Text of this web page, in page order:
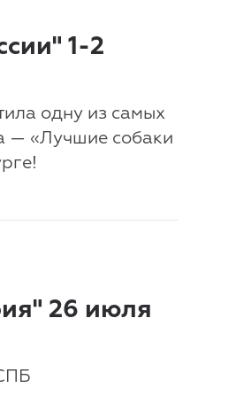
1-2
одну из самых
— «Лучшие собаки
26 июля